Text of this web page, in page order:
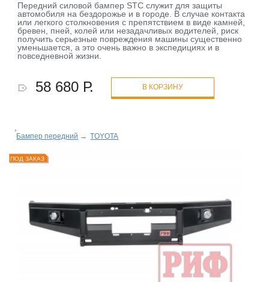
Передний силовой бампер STC служит для защиты
автомобиля на бездорожье и в городе. В случае контакта
или легкого столкновения с препятствием в виде камней,
бревен, пней, колей или незадачливых водителей, риск
получить серьезные повреждения машины существенно
уменьшается, а это очень важно в экспедициях и в
повседневной жизни.
58 680 Р. В КОРЗИНУ
Бампер передний → TOYOTA
ПОД ЗАКАЗ